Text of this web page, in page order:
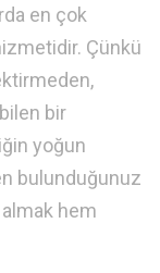
en çok
Çünkü
bir
yoğun
bulunduğunuz
hem